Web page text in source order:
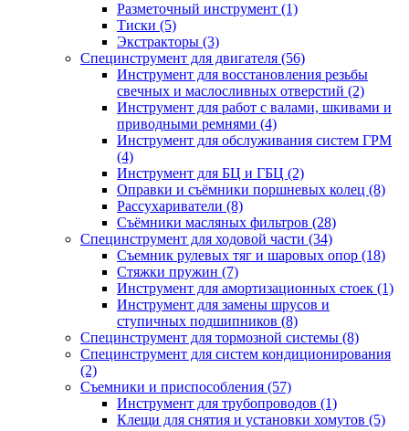
Разметочный инструмент (1)
Тиски (5)
Экстракторы (3)
Специнструмент для двигателя (56)
Инструмент для восстановления резьбы
свечных и маслосливных отверстий (2)
Инструмент для работ с валами, шкивами и
приводными ремнями (4)
Инструмент для обслуживания систем ГРМ
(4)
Инструмент для БЦ и ГБЦ (2)
Оправки и съёмники поршневых колец (8)
Рассухариватели (8)
Съёмники масляных фильтров (28)
Специнструмент для ходовой части (34)
Съемник рулевых тяг и шаровых опор (18)
Стяжки пружин (7)
Инструмент для амортизационных стоек (1)
Инструмент для замены шрусов и
ступичных подшипников (8)
Специнструмент для тормозной системы (8)
Специнструмент для систем кондиционирования
(2)
Съемники и приспособления (57)
Инструмент для трубопроводов (1)
Клещи для снятия и установки хомутов (5)